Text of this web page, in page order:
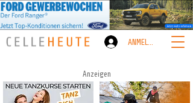
ANMELDEN
Anzeigen